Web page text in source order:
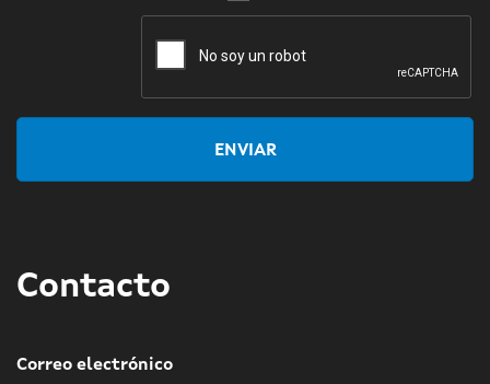
ENVIAR
Contacto
Correo electrónico